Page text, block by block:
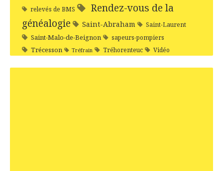
relevés de BMS
Rendez-vous de la
généalogie
Saint-Abraham Saint-Laurent
Saint-Malo-de-Beignon sapeurs-pompiers
Trécesson Tréfrain Tréhorenteuc Vidéo